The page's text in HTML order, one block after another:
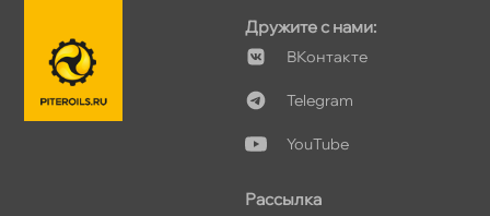
Дружите с нами:
Контакте
Telegram
YouTube
Рассылка